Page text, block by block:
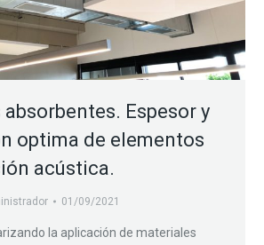
Espesor y
optima de elementos
acústica.
01/09/2021
la aplicación de materiales